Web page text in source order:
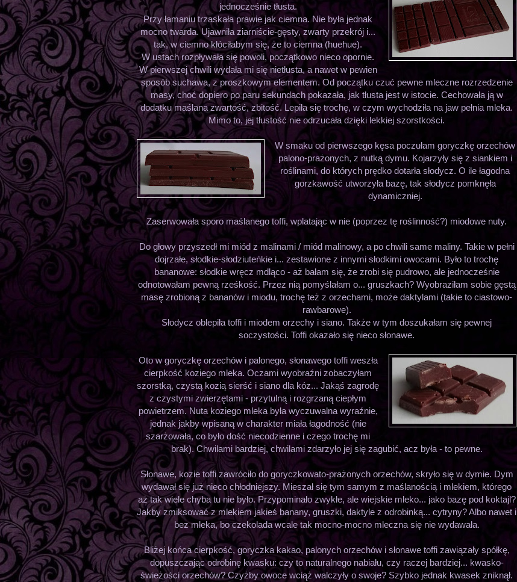
jednocześnie tłusta.
Przy łamaniu trzaskała prawie jak ciemna. Nie była jednak
mocno twarda. Ujawniła ziarniście-gęsty, zwarty przekrój i...
tak, w ciemno kłóciłabym się, że to ciemna (huehue).
W ustach rozpływała się powoli, początkowo nieco opornie.
W pierwszej chwili wydała mi się nietłusta, a nawet w pewien
sposób suchawa, z proszkowym elementem. Od początku czuć pewne mleczne rozrzedzenie
masy, choć dopiero po paru sekundach pokazała, jak tłusta jest w istocie. Cechowała ją w
dodatku maślana zwartość, zbitość. Lepiła się trochę, w czym wychodziła na jaw pełnia mleka.
Mimo to, jej tłustość nie odrzucała dzięki lekkiej szorstkości.
W smaku od pierwszego kęsa poczułam goryczkę orzechów
palono-prażonych, z nutką dymu. Kojarzyły się z siankiem i
roślinami, do których prędko dotarła słodycz. O ile łagodna
gorzkawość utworzyła bazę, tak słodycz pomknęła
dynamiczniej.
Zaserwowała sporo maślanego toffi, wplatając w nie (poprzez tę roślinność?) miodowe nuty.
Do głowy przyszedł mi miód z malinami / miód malinowy, a po chwili same maliny. Takie w pełni
dojrzałe, słodkie-słodziuteńkie i... zestawione z innymi słodkimi owocami. Było to trochę
bananowe: słodkie wręcz mdląco - aż bałam się, że zrobi się pudrowo, ale jednocześnie
odnotowałam pewną rześkość. Przez nią pomyślałam o... gruszkach? Wyobraziłam sobie gęstą
masę zrobioną z bananów i miodu, trochę też z orzechami, może daktylami (takie to ciastowo-
rawbarowe).
Słodycz oblepiła toffi i miodem orzechy i siano. Także w tym doszukałam się pewnej
soczystości. Toffi okazało się nieco słonawe.
Oto w goryczkę orzechów i palonego, słonawego toffi weszła
cierpkość koziego mleka. Oczami wyobraźni zobaczyłam
szorstką, czystą kozią sierść i siano dla kóz... Jakąś zagrodę
z czystymi zwierzętami - przytulną i rozgrzaną ciepłym
powietrzem. Nuta koziego mleka była wyczuwalna wyraźnie,
jednak jakby wpisaną w charakter miała łagodność (nie
szarżowała, co było dość niecodzienne i czego trochę mi
brak). Chwilami bardziej, chwilami zdarzyło jej się zagubić, acz była - to pewne.
Słonawe, kozie toffi zawróciło do goryczkowato-prażonych orzechów, skryło się w dymie. Dym
wydawał się już nieco chłodniejszy. Mieszał się tym samym z maślanością i mlekiem, którego
aż tak wiele chyba tu nie było. Przypominało zwykłe, ale wiejskie mleko... jako bazę pod koktajl?
Jakby zmiksować z mlekiem jakieś banany, gruszki, daktyle z odrobinką... cytryny? Albo nawet i
bez mleka, bo czekolada wcale tak mocno-mocno mleczna się nie wydawała.
Bliżej końca cierpkość, goryczka kakao, palonych orzechów i słonawe toffi zawiązały spółkę,
dopuszczając odrobinę kwasku: czy to naturalnego nabiału, czy raczej bardziej... kwasko-
świeżości orzechów? Czyżby owoce wciąż walczyły o swoje? Szybko jednak kwasek zniknął.